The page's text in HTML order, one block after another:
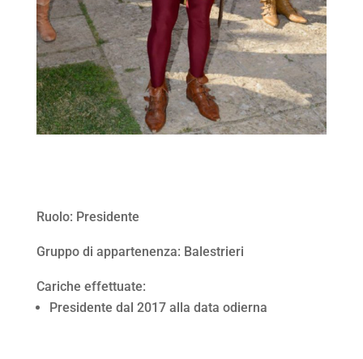
Ruolo: Presidente
Gruppo di appartenenza: Balestrieri
Cariche effettuate:
Presidente dal 2017 alla data odierna